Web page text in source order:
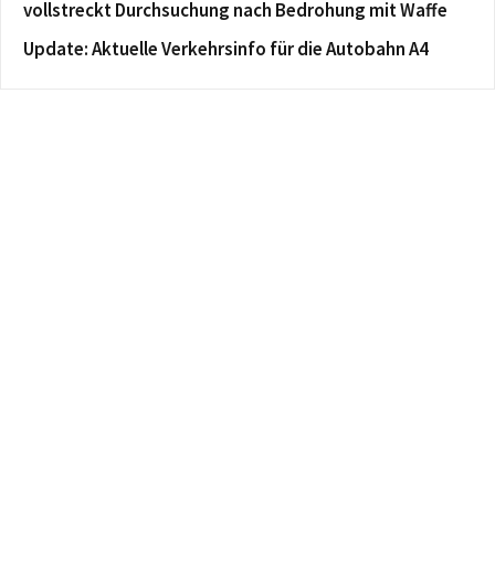
vollstreckt Durchsuchung nach Bedrohung mit Waffe
Update: Aktuelle Verkehrsinfo für die Autobahn A4